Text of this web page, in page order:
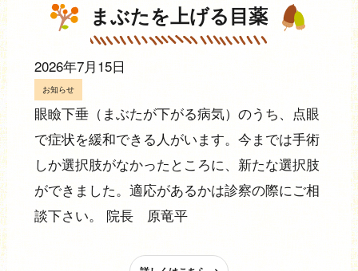
まぶたを上げる目薬
2026年7月15日
お知らせ
眼瞼下垂（まぶたが下がる病気）のうち、点眼
で症状を緩和できる人がいます。今までは手術
しか選択肢がなかったところに、新たな選択肢
ができました。適応があるかは診察の際にご相
談下さい。 院長 原竜平